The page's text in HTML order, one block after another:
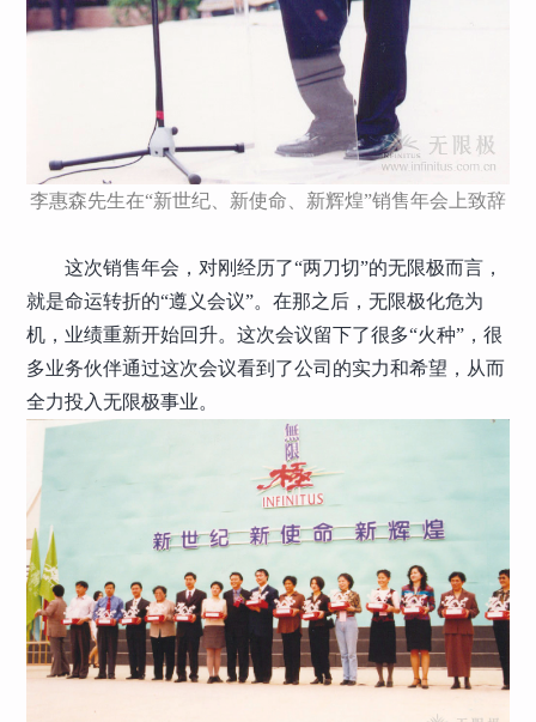
李惠森先生在“新世纪、新使命、新辉煌”销售年会上致辞
这次销售年会，对刚经历了“两刀切”的无限极而言，
就是命运转折的“遵义会议”。在那之后，无限极化危为
机，业绩重新开始回升。这次会议留下了很多“火种”，很
多业务伙伴通过这次会议看到了公司的实力和希望，从而
全力投入无限极事业。